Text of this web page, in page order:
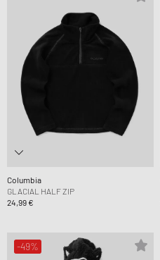
Columbia
GLACIAL HALF ZIP
24,99 €
-49%